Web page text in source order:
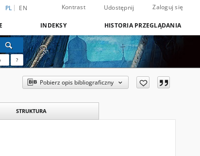
PL EN Kontrast Udostępnij Zaloguj się
INDEKSY HISTORIA PRZEGLĄDANIA
?
Pobierz opis bibliograficzny
STRUKTURA